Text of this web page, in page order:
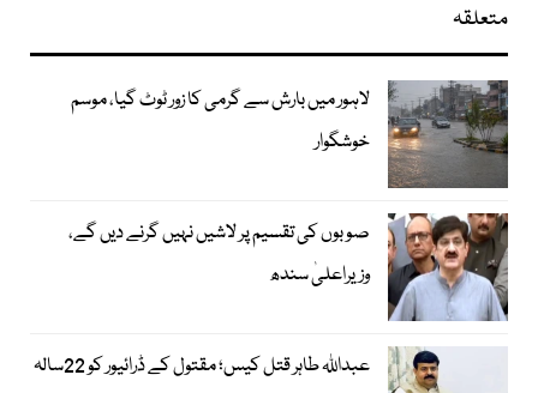
متعلقہ
لاہور میں بارش سے گرمی کا زور ٹوٹ گیا، موسم
خوشگوار
صوبوں کی تقسیم پر لاشیں نہیں گرنے دیں گے،
وزیراعلیٰ سندھ
عبداللہ طاہر قتل کیس؛ مقتول کے ڈرائیور کو 22سالہ